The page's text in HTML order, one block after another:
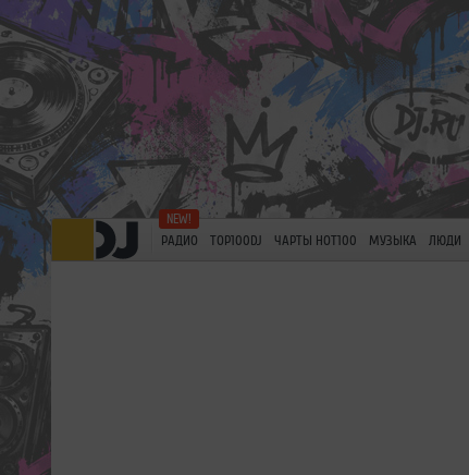
РАДИО TOP100DJ ЧАРТЫ HOT100 МУЗЫКА ЛЮДИ